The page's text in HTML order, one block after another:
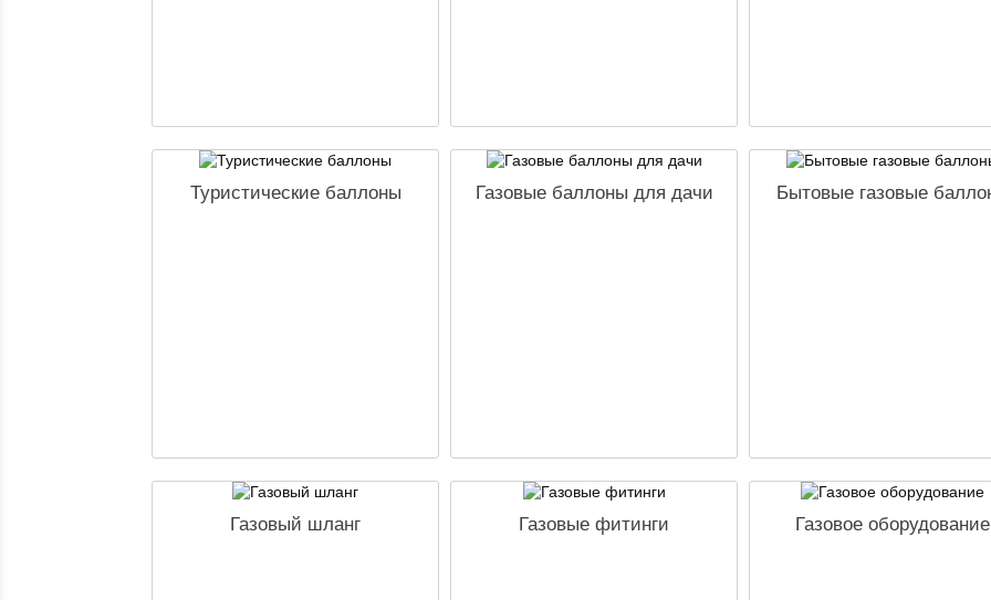
Туристические баллоны Газовые баллоны для дачи Бытовые газовые
Газовый шланг Газовые фитинги Газовое оборудование